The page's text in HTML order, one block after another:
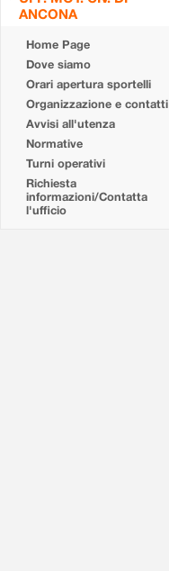
ANCONA
Home Page
Dove siamo
Orari apertura sportelli
Organizzazione e contatti
Avvisi all'utenza
Normative
Turni operativi
Richiesta
informazioni/Contatta
l'ufficio